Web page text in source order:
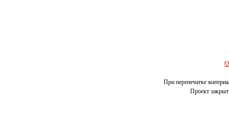
О
При перепечатке
Проект закрыт